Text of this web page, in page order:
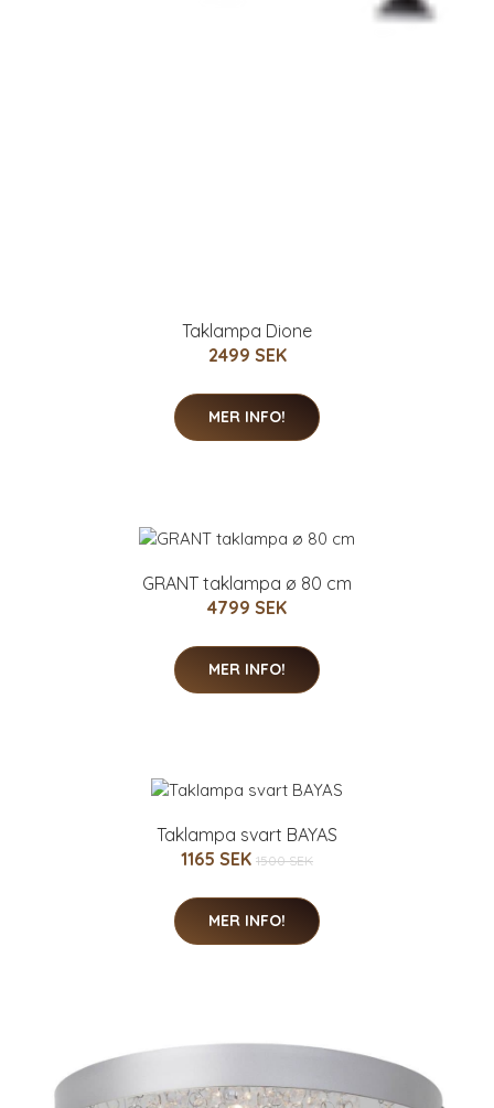
Taklampa Dione
2499 SEK
MER INFO!
GRANT taklampa ø 80 cm
4799 SEK
MER INFO!
Taklampa svart BAYAS
1165 SEK 1500 SEK
MER INFO!